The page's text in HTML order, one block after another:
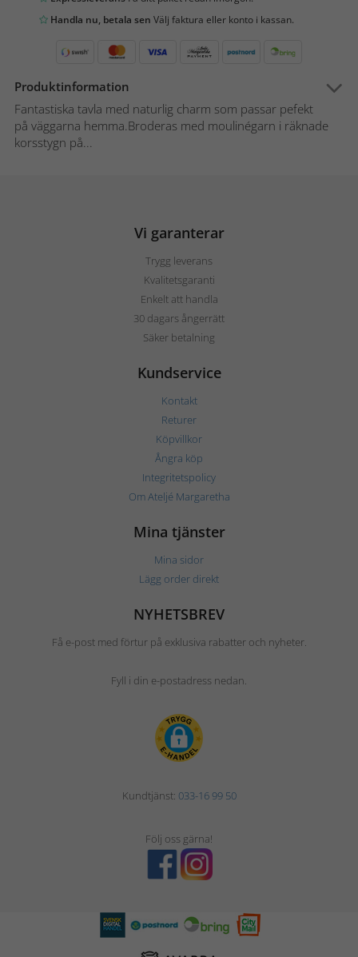
Handla nu, betala sen Välj faktura eller konto i kassan.
Produktinformation
Fantastiska tavla med naturlig charm som passar pefekt
på väggarna hemma.Broderas med moulinégarn i räknade
korsstygn på...
Vi garanterar
Trygg leverans
Kvalitetsgaranti
Enkelt att handla
30 dagars ångerrätt
Säker betalning
Kundservice
Kontakt
Returer
Köpvillkor
Ångra köp
Integritetspolicy
Om Ateljé Margaretha
Mina tjänster
Mina sidor
Lägg order direkt
NYHETSBREV
Få e-post med förtur på exklusiva rabatter och nyheter.
Fyll i din e-postadress nedan.
Kundtjänst: 033-16 99 50
Följ oss gärna!